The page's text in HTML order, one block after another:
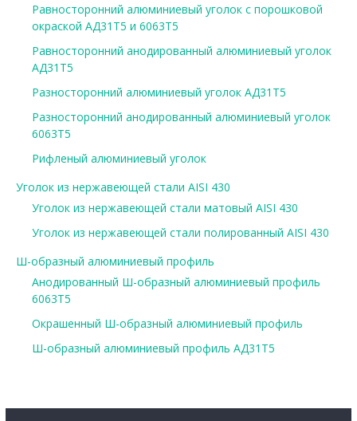
Равносторонний алюминиевый уголок с порошковой
окраской АД31Т5 и 6063Т5
Равносторонний анодированный алюминиевый уголок
АД31Т5
Разносторонний алюминиевый уголок АД31Т5
Разносторонний анодированный алюминиевый уголок
6063Т5
Рифленый алюминиевый уголок
Уголок из нержавеющей стали AISI 430
Уголок из нержавеющей стали матовый AISI 430
Уголок из нержавеющей стали полированный AISI 430
Ш-образный алюминиевый профиль
Анодированный Ш-образный алюминиевый профиль
6063Т5
Окрашенный Ш-образный алюминиевый профиль
Ш-образный алюминиевый профиль АД31Т5